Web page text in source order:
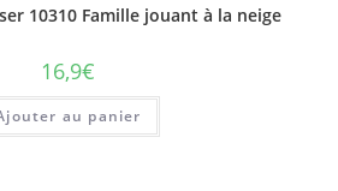
10310 Famille jouant à la neige
16,9€
au panier